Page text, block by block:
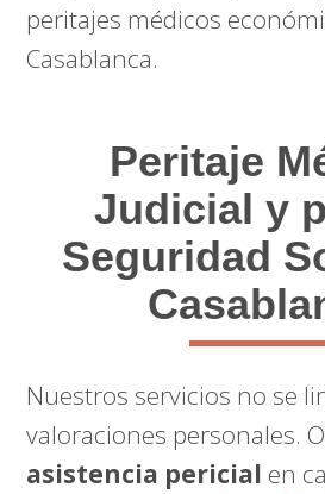
peritajes médicos
Casablanca.
Peritaje
Judicial y
Seguridad
Nuestros servicios no se
valoraciones personales.
asistencia pericial en